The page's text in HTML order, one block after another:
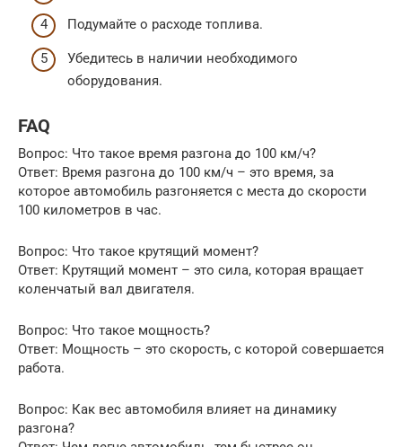
Подумайте о расходе топлива.
Убедитесь в наличии необходимого
оборудования.
FAQ
Вопрос: Что такое время разгона до 100 км/ч?
Ответ: Время разгона до 100 км/ч – это время, за
которое автомобиль разгоняется с места до скорости
100 километров в час.
Вопрос: Что такое крутящий момент?
Ответ: Крутящий момент – это сила, которая вращает
коленчатый вал двигателя.
Вопрос: Что такое мощность?
Ответ: Мощность – это скорость, с которой совершается
работа.
Вопрос: Как вес автомобиля влияет на динамику
разгона?